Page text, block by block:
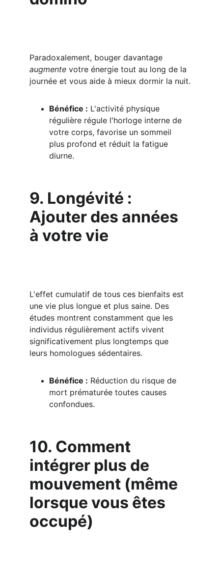
Paradoxalement, bouger davantage
augmente votre énergie tout au long de la
journée et vous aide à mieux dormir la nuit.
Bénéfice : L'activité physique
régulière régule l'horloge interne de
votre corps, favorise un sommeil
plus profond et réduit la fatigue
diurne.
9. Longévité :
Ajouter des années
à votre vie
L'effet cumulatif de tous ces bienfaits est
une vie plus longue et plus saine. Des
études montrent constamment que les
individus régulièrement actifs vivent
significativement plus longtemps que
leurs homologues sédentaires.
Bénéfice : Réduction du risque de
mort prématurée toutes causes
confondues.
10. Comment
intégrer plus de
mouvement (même
lorsque vous êtes
occupé)